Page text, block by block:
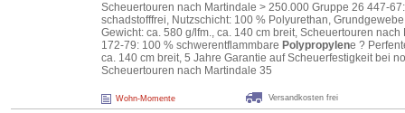
Scheuertouren nach Martindale > 250.000 Gruppe 26 447-
schadstofffrei, Nutzschicht: 100 % Polyurethan,
Gewicht: ca. 580 g/lfm., ca. 140 cm breit, Scheuertouren
172-79: 100 % schwerentflammbare Polypropylene ?
ca. 140 cm breit, 5 Jahre Garantie auf Scheuerfestigkeit bei
Scheuertouren nach Martindale 35
Wohn-Momente Versandkosten frei